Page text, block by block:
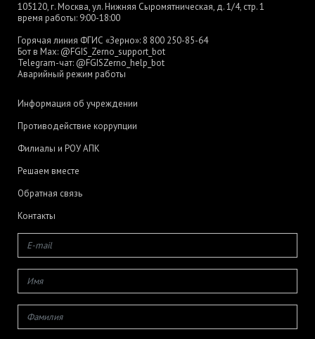
105120, г. Москва, ул. Нижняя Сыромятническая, д. 1/4, стр. 1
время работы: 9:00-18:00
Горячая линия ФГИС «Зерно»: 8 800 250-85-64
Бот в Max: @FGIS_Zerno_support_bot
Telegram-чат: @FGISZerno_help_bot
Аварийный режим работы
Информация об учреждении
Противодействие коррупции
Филиалы и РОУ АПК
Решаем вместе
Обратная связь
Контакты